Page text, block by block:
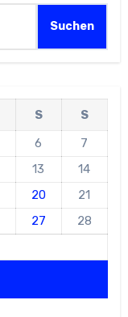
S
S
6
7
13
14
20
21
27
28